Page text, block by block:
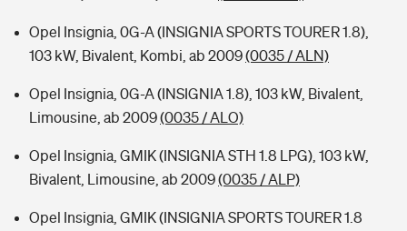
Opel Insignia, 0G-A (INSIGNIA SPORTS TOURER 1.8),
103 kW, Bivalent, Kombi, ab 2009(0035 / ALN)
Opel Insignia, 0G-A (INSIGNIA 1.8), 103 kW, Bivalent,
Limousine, ab 2009(0035 / ALO)
Opel Insignia, GMIK (INSIGNIA STH 1.8 LPG), 103 kW,
Bivalent, Limousine, ab 2009(0035 / ALP)
Opel Insignia, GMIK (INSIGNIA SPORTS TOURER 1.8